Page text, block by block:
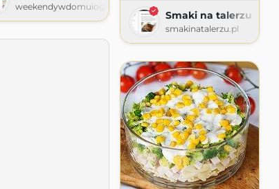
Smaki na talerzu
smakinatalerzu.pl
weekendywdomuiogrodzie.blogspot.com